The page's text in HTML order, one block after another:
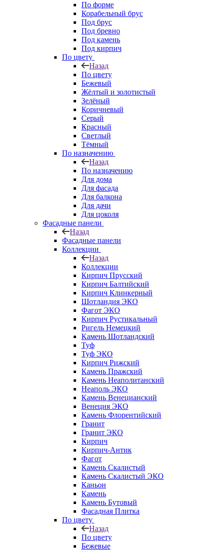
По форме
Корабельный брус
Под брус
Под бревно
Под камень
Под кирпич
По цвету
Назад
По цвету
Бежевый
Жёлтый и золотистый
Зелёный
Коричневый
Серый
Красный
Светлый
Тёмный
По назначению
Назад
По назначению
Для дома
Для фасада
Для балкона
Для дачи
Для цоколя
Фасадные панели
Назад
Фасадные панели
Коллекции
Назад
Коллекции
Кирпич Прусский
Кирпич Балтийский
Кирпич Клинкерный
Шотландия ЭКО
Фагот ЭКО
Кирпич Рустикальный
Ригель Немецкий
Камень Шотландский
Туф
Туф ЭКО
Кирпич Рижский
Камень Пражский
Камень Неаполитанский
Неаполь ЭКО
Камень Венецианский
Венеция ЭКО
Камень Флорентийский
Гранит
Гранит ЭКО
Кирпич
Кирпич-Антик
Фагот
Камень Скалистый
Камень Скалистый ЭКО
Каньон
Камень
Камень Бутовый
Фасадная Плитка
По цвету
Назад
По цвету
Бежевые